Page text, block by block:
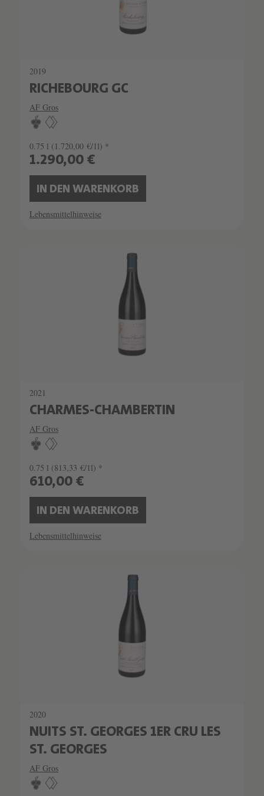
2019
RICHEBOURG GC
AF Gros
0.75 l (1.720,00 €/1l) *
1.290,00 €
IN DEN WARENKORB
Lebensmittelhinweise
2021
CHARMES-CHAMBERTIN
AF Gros
0.75 l (813,33 €/1l) *
610,00 €
IN DEN WARENKORB
Lebensmittelhinweise
2020
NUITS ST. GEORGES 1ER CRU LES
ST. GEORGES
AF Gros